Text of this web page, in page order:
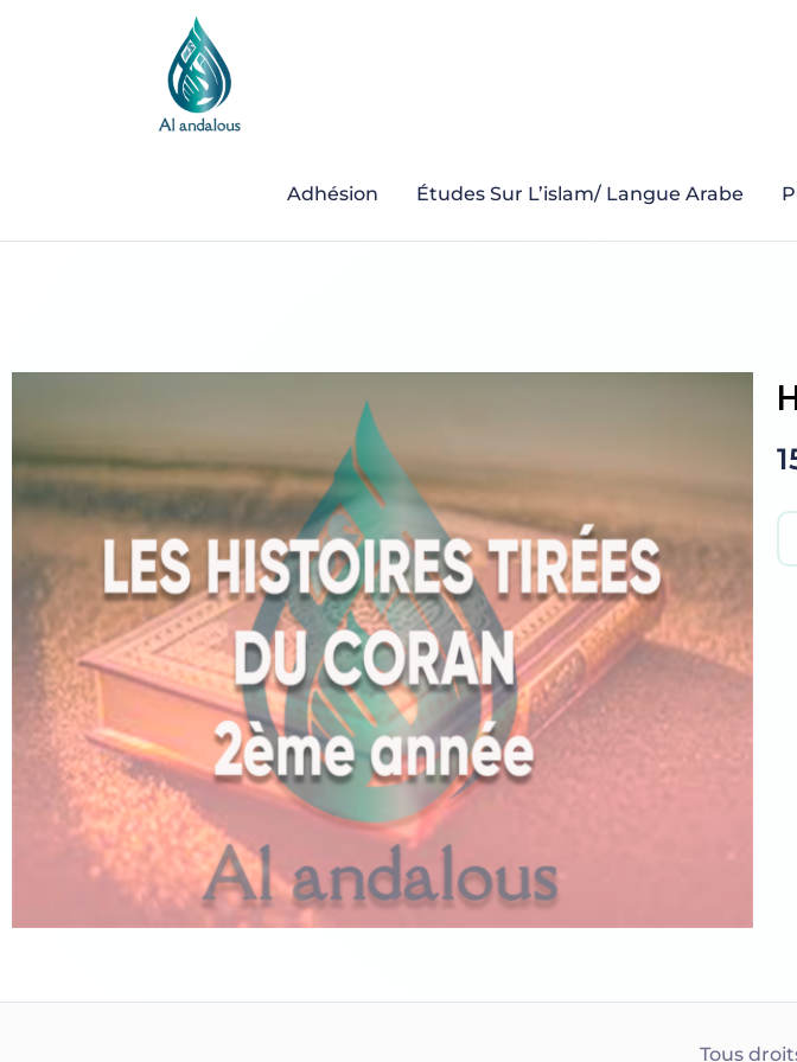
Adhésion Études Sur L’islam/ Langue Arabe
Tous